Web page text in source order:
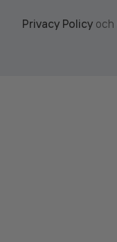
Privacy Policy och